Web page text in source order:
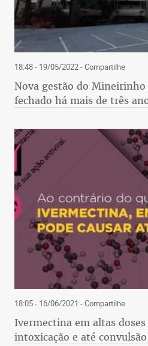
18:48 - 19/05/2022- Compartilhe
Nova gestão do
fechado há mais de três
18:05 - 16/06/2021 - Compartilhe
Ivermectina em altas doses
intoxicação e até convulsão